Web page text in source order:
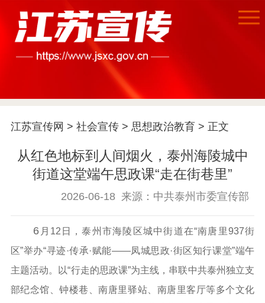
首页
江苏要闻
公示公告
告
政策法规
工作动态
江苏宣传网 > 社会宣传> 思想政治教育> 正文
从红色地标到人间烟火，泰州海陵城中
街道这堂端午思政课“走在街巷里”
2026-06-18 来源：中共泰州市委宣传部
6 月12日，泰州市海陵区城中街道在“南唐里937街
区”举办“寻迹·传承·赋能——凤城思政·街区知行课堂”端午
主题活动。以“行走的思政课”为主线，串联中共泰州独立支
部纪念馆、钟楼巷、南唐里驿站、南唐里客厅等多个文化